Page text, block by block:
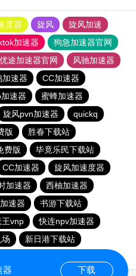
度器 旋风
旋风加速
加速器
狗急加速器官网
优途加速器官网
风驰加速器
加速器
CC加速器
速器
蜜蜂加速器
旋风pvn加速器
quickq
版
胜春下载站
费版
毕竟乐民下载站
CC加速器
旋风加速度器
加速器
西柚加速器
速器
书游下载站
王vnp
快连npv加速器
新日港下载站
器 下载